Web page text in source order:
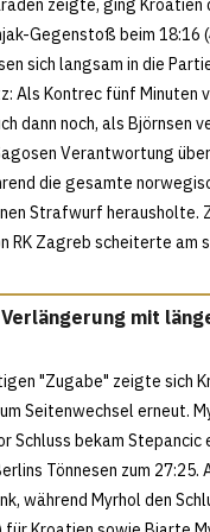
Gegenstoß beim
sich langsam in die
Als Kontrec fünf Minuten
dann noch, als
Verantwortung
die gesamte
Strafwurf herausholte.
RK Zagreb scheiterte am
mit
"Zugabe" zeigte sich
Seitenwechsel erneut.
Schluss bekam
Tönnesen zum
während Myrhol den